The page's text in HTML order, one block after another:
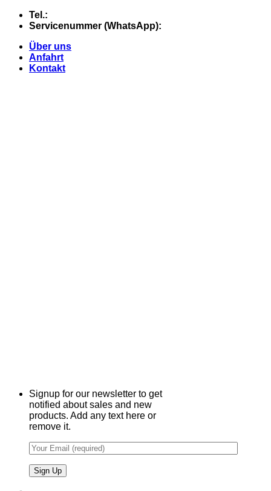
Skip
Tel.:
Servicenummer (WhatsApp):
Über uns
Anfahrt
Kontakt
Signup for our newsletter to get
notified about sales and new
products. Add any text here or
remove it.